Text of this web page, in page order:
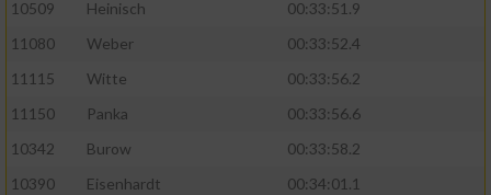
10509
Heinisch
00:33:51.9
11080
Weber
00:33:52.4
11115
Witte
00:33:56.2
11150
Panka
00:33:56.6
10342
Burow
00:33:58.2
10390
Eisenhardt
00:34:01.1